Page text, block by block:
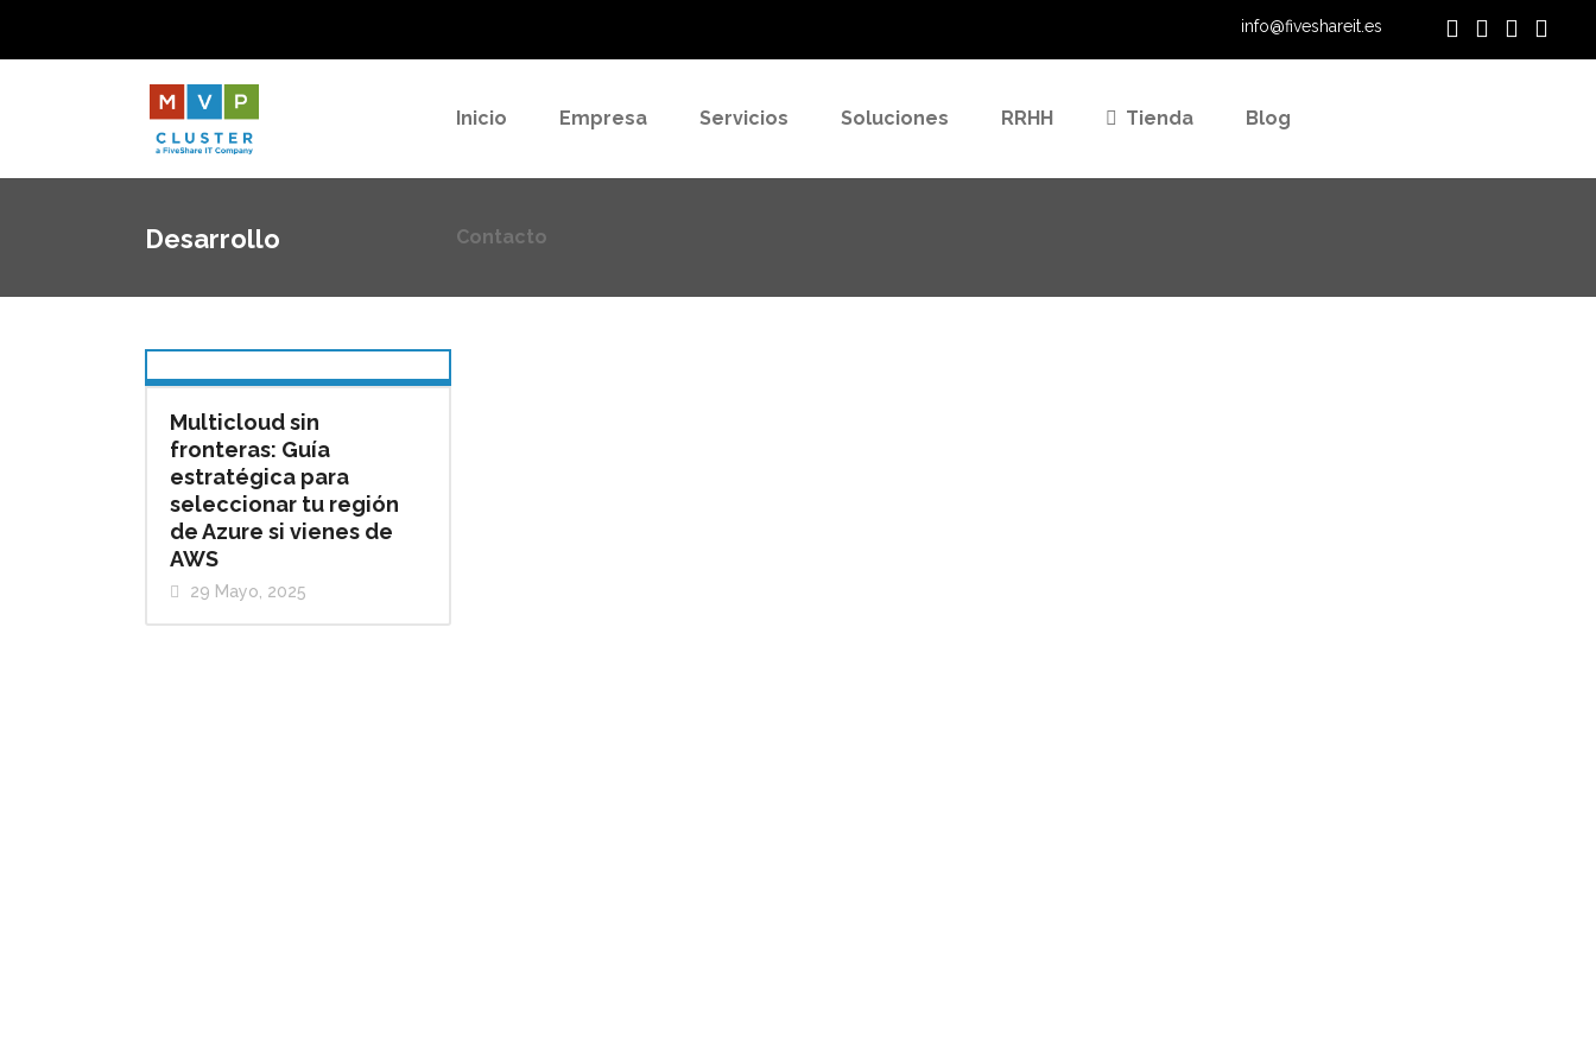
info@fiveshareit.es
Inicio Empresa Servicios Soluciones RRHH Tienda Blog
Contacto
Desarrollo
Multicloud sin
fronteras: Guía
estratégica para
seleccionar tu región
de Azure si vienes de
AWS
29 Mayo, 2025